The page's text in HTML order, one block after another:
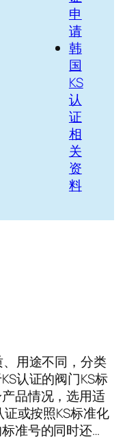
申
请
韩
国
KS
认
证
相
关
资
料
用途不同，分类
认证的阀门KS标
品情况，选用适
或按照KS标准化
准号的同时还…